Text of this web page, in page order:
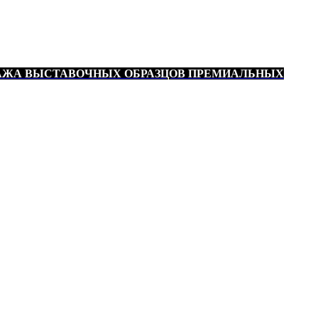
ВЫСТАВОЧНЫХ ОБРАЗЦОВ ПРЕМИАЛЬНЫХ